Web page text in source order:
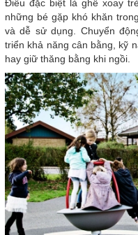
Điều đặc biệt là ghế xoay
những bé gặp khó khăn
và dễ sử dụng. Chuyển
triển khả năng cân bằng, kỹ
hay giữ thăng bằng khi ngồi.